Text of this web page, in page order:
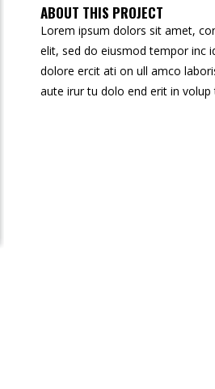
ABOUT THIS PROJECT
Lorem ipsum dolors sit amet,
elit, sed do eiusmod tempor inc
dolore ercit ati on ull amco
aute irur tu dolo end erit in volup